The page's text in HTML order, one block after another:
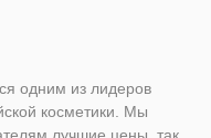
одним из лидеров
косметики. Мы